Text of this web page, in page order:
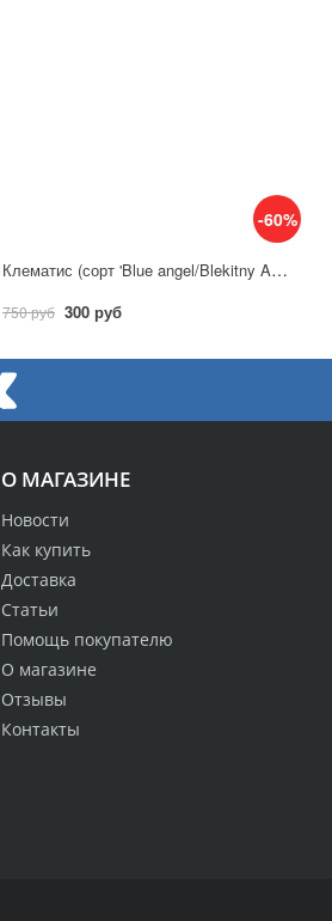
-60%
Клематис (сорт 'Blue angel/Blekitny Aniol') позднецветущий
750 руб 300 руб
О МАГАЗИНЕ
Новости
Как купить
Доставка
Статьи
Помощь покупателю
О магазине
Отзывы
Контакты